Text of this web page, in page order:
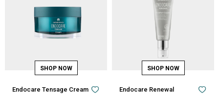
Endocare Tensage Cream
Endocare Renewal